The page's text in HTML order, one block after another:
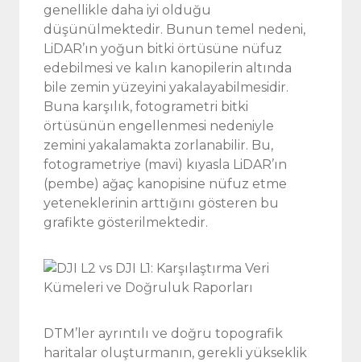
genellikle daha iyi olduğu
düşünülmektedir. Bunun temel nedeni,
LiDAR’ın yoğun bitki örtüsüne nüfuz
edebilmesi ve kalın kanopilerin altında
bile zemin yüzeyini yakalayabilmesidir.
Buna karşılık, fotogrametri bitki
örtüsünün engellenmesi nedeniyle
zemini yakalamakta zorlanabilir. Bu,
fotogrametriye (mavi) kıyasla LiDAR’ın
(pembe) ağaç kanopisine nüfuz etme
yeteneklerinin arttığını gösteren bu
grafikte gösterilmektedir.
DTM’ler ayrıntılı ve doğru topografik
haritalar oluşturmanın, gerekli yükseklik